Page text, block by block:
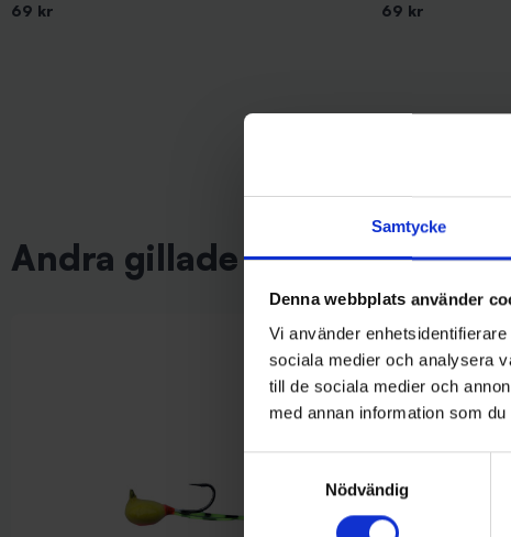
Samtycke
Denna webbplats använder
Vi använder
sociala medier och analysera
till de sociala medier och
med annan information som
Nödvändig
69 kr
69 kr
Andra gillade även